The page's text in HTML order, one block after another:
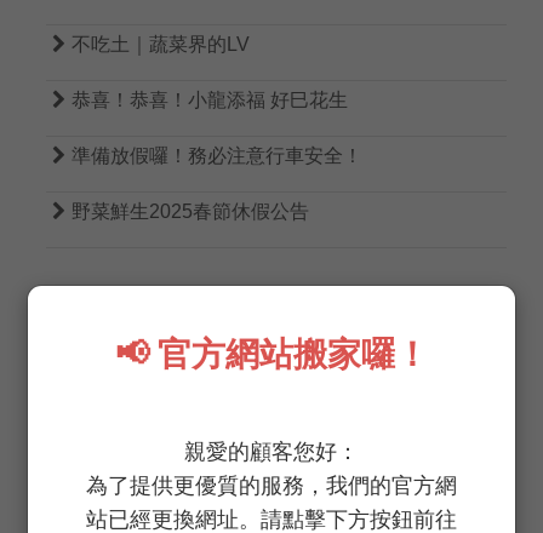
📢 官方網站搬家囉！
親愛的顧客您好：
為了提供更優質的服務，我們的官方網
站已經更換網址。請點擊下方按鈕前往
 不吃土｜蔬菜界的LV
 恭喜！恭喜！小龍添福 好巳花生
 準備放假囉！務必注意行車安全！
 野菜鮮生2025春節休假公告
無農藥 無病蟲害 低生菌數 低硝酸鹽